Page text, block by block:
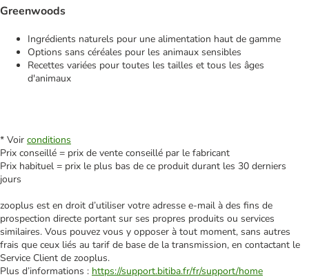
Greenwoods
Ingrédients naturels pour une alimentation haut de gamme
Options sans céréales pour les animaux sensibles
Recettes variées pour toutes les tailles et tous les âges
d'animaux
* Voir conditions
Prix conseillé = prix de vente conseillé par le fabricant
Prix habituel = prix le plus bas de ce produit durant les 30 derniers
jours
zooplus est en droit d’utiliser votre adresse e‑mail à des fins de
prospection directe portant sur ses propres produits ou services
similaires. Vous pouvez vous y opposer à tout moment, sans autres
frais que ceux liés au tarif de base de la transmission, en contactant le
Service Client de zooplus.
Plus d’informations : https://support.bitiba.fr/fr/support/home